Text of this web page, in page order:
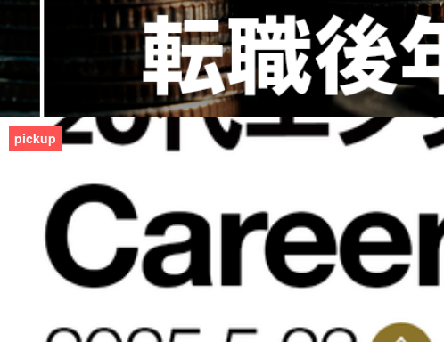
pickup